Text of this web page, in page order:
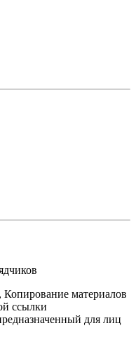
материалов
ссылки
для лиц